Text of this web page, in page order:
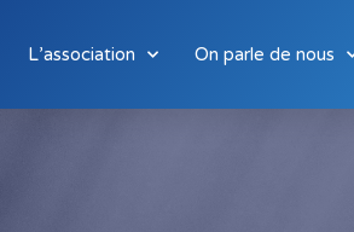
L’association On parle de nous